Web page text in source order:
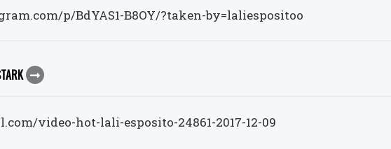
p/BdYAS1-B8OY/?taken-by=laliespositoo
video-hot-lali-esposito-24861-2017-12-09